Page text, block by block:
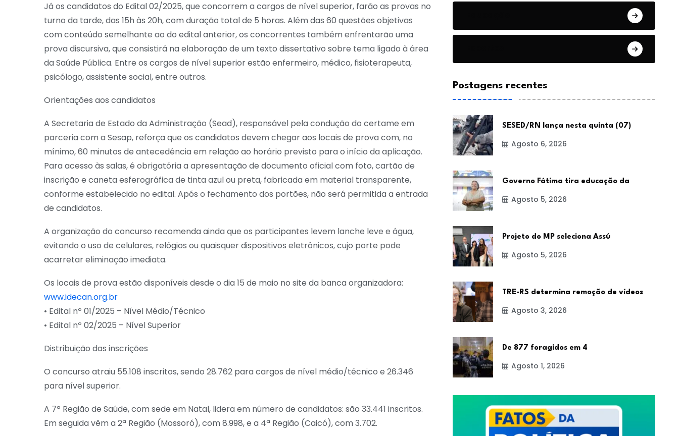
Já os candidatos do Edital 02/2025, que concorrem a cargos de nível superior, farão as provas no
turno da tarde, das 15h às 20h, com duração total de 5 horas. Além das 60 questões objetivas
com conteúdo semelhante ao do edital anterior, os concorrentes também enfrentarão uma
prova discursiva, que consistirá na elaboração de um texto dissertativo sobre tema ligado à área
da Saúde Pública. Entre os cargos de nível superior estão enfermeiro, médico, fisioterapeuta,
psicólogo, assistente social, entre outros.
Orientações aos candidatos
A Secretaria de Estado da Administração (Sead), responsável pela condução do certame em
parceria com a Sesap, reforça que os candidatos devem chegar aos locais de prova com, no
mínimo, 60 minutos de antecedência em relação ao horário previsto para o início da aplicação.
Para acesso às salas, é obrigatória a apresentação de documento oficial com foto, cartão de
inscrição e caneta esferográfica de tinta azul ou preta, fabricada em material transparente,
conforme estabelecido no edital. Após o fechamento dos portões, não será permitida a entrada
de candidatos.
A organização do concurso recomenda ainda que os participantes levem lanche leve e água,
evitando o uso de celulares, relógios ou quaisquer dispositivos eletrônicos, cujo porte pode
acarretar eliminação imediata.
Os locais de prova estão disponíveis desde o dia 15 de maio no site da banca organizadora:
www.idecan.org.br
• Edital nº 01/2025 – Nível Médio/Técnico
• Edital nº 02/2025 – Nível Superior
Distribuição das inscrições
O concurso atraiu 55.108 inscritos, sendo 28.762 para cargos de nível médio/técnico e 26.346
para nível superior.
A 7ª Região de Saúde, com sede em Natal, lidera em número de candidatos: são 33.441 inscritos.
Em seguida vêm a 2ª Região (Mossoró), com 8.998, e a 4ª Região (Caicó), com 3.702.
Postagens recentes
SESED/RN lança nesta quinta (07)
Agosto 6, 2026
Governo Fátima tira educação da
Agosto 5, 2026
Projeto do MP seleciona Assú
Agosto 5, 2026
TRE-RS determina remoção de vídeos
Agosto 3, 2026
De 877 foragidos em 4
Agosto 1, 2026